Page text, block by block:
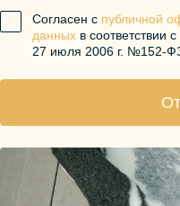
Согласен с публичной
данных в соответствии
27 июля 2006 г. №152-